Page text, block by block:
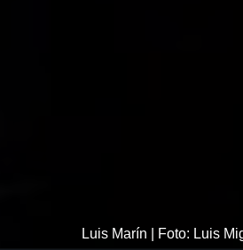
Luis Marín | Foto: Luis